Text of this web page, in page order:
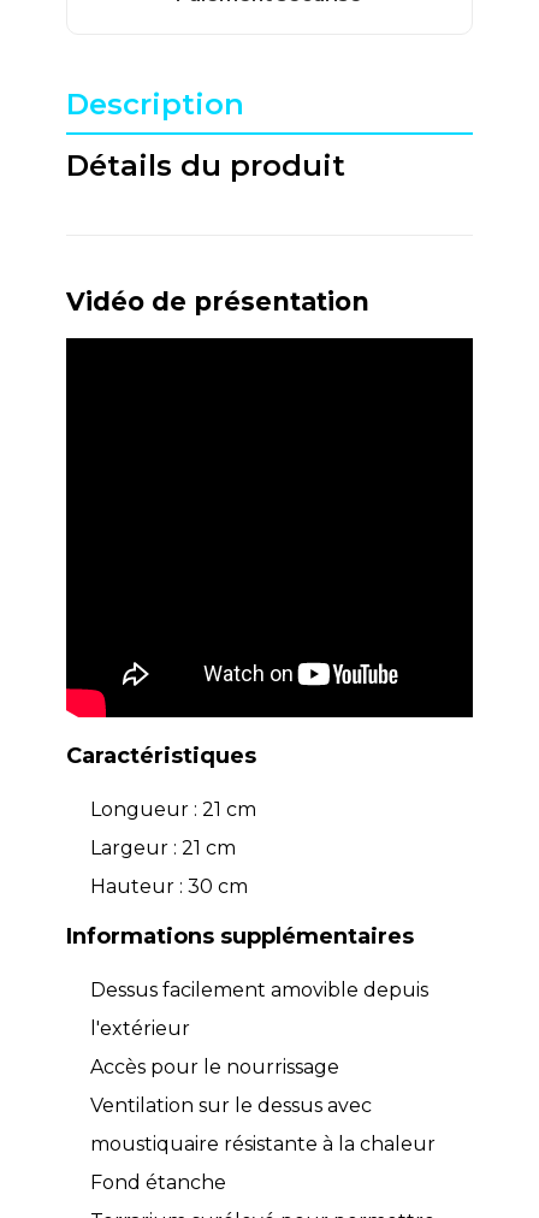
Description
Détails du produit
Vidéo de présentation
Caractéristiques
Longueur : 21 cm
Largeur : 21 cm
Hauteur : 30 cm
Informations supplémentaires
Dessus facilement amovible depuis
l'extérieur
Accès pour le nourrissage
Ventilation sur le dessus avec
moustiquaire résistante à la chaleur
Fond étanche